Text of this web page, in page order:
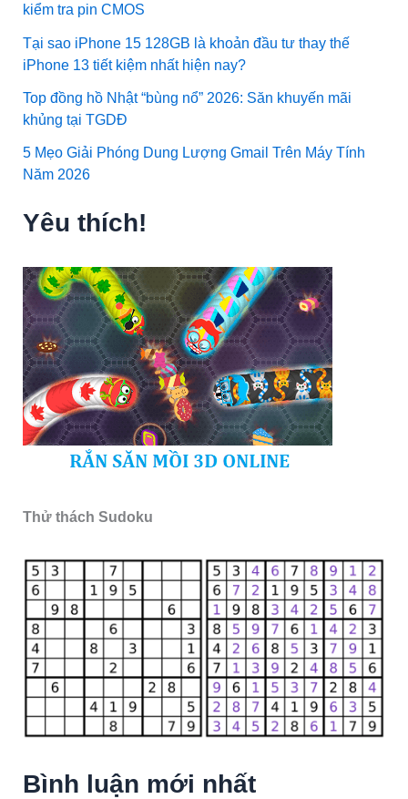
kiểm tra pin CMOS
Tại sao iPhone 15 128GB là khoản đầu tư thay thế
iPhone 13 tiết kiệm nhất hiện nay?
Top đồng hồ Nhật “bùng nổ” 2026: Săn khuyến mãi
khủng tại TGDĐ
5 Mẹo Giải Phóng Dung Lượng Gmail Trên Máy Tính
Năm 2026
Yêu thích!
Thử thách Sudoku
Bình luận mới nhất